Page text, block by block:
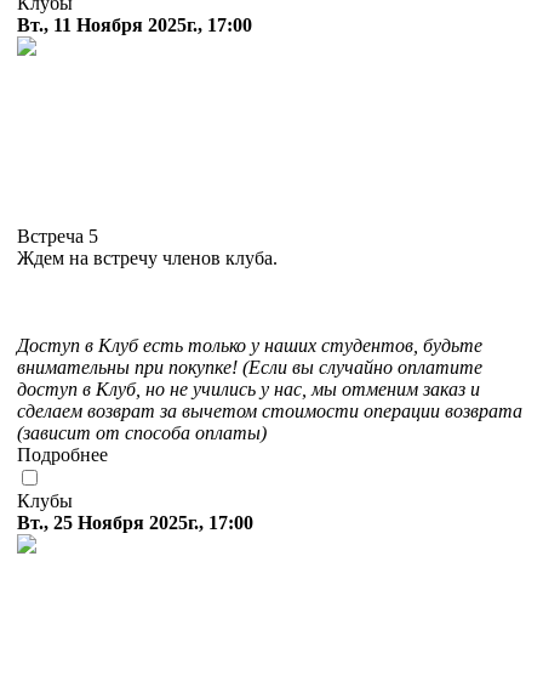
Вт., 11 Ноября 2025г., 17:00
Встреча 5
Ждем на встречу членов клуба.
Доступ в Клуб есть только у наших студентов, будьте
внимательны при покупке! (Если вы случайно оплатите
доступ в Клуб, но не учились у нас, мы отменим заказ и
сделаем возврат за вычетом стоимости операции возврата
(зависит от способа оплаты)
Подробнее
Клубы
Вт., 25 Ноября 2025г., 17:00